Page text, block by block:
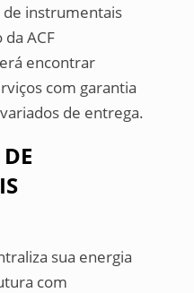
instrumentais
ACF
encontrar
com garantia
de entrega.
sua energia
com